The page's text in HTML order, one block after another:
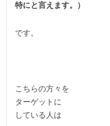
特にと言えます。）
です。
こちらの方々を
ターゲットに
している人は